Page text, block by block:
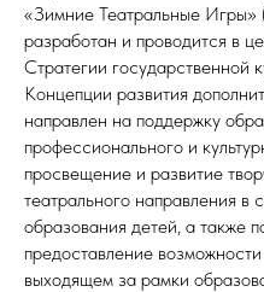
«Зимние Театральные Игры»
разработан и проводится в
Стратегии государственной
Концепции развития
направлен на поддержку
профессионального и
просвещение и развитие
театрального направления в
образования детей, а также
предоставление
выходящем за рамки